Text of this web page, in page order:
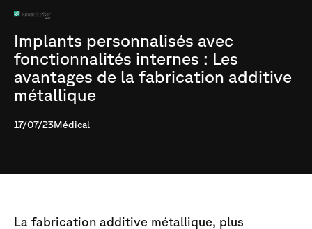
Implants personnalisés avec
fonctionnalités internes : Les
avantages de la fabrication additive
métallique
17/07/23Médical
La fabrication additive métallique, plus